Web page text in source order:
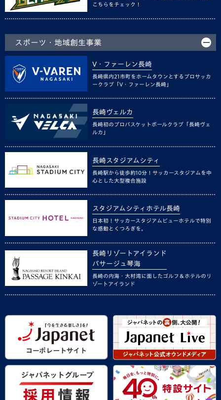
こちらをチェック！
スポーツ・地域創生事業
V・ファーレン長崎
長崎県内21市町をホームタウンとするプロサッカ
ークラブ「V・ファーレン長崎」
長崎ヴェルカ
長崎初のプロバスケットボールクラブ「長崎ヴェ
ルカ」
長崎スタジアムシティ
長崎駅から徒歩約10分！サッカースタジアムを中
心とした大型複合施設
スタジアムシティホテル長崎
日本初！サッカースタジアムビューホテルで特別
な感動とくつろぎを。
長崎リゾートアイランド
パサージュ琴海
長崎の内海・大村湾に面したゴルフ＆ホテルのリ
ゾートアイランド